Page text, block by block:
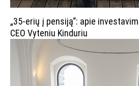
„35-erių į pensiją“: apie
CEO Vyteniu Kinduriu